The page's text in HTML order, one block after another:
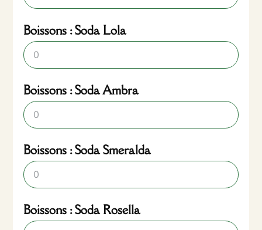
Boissons : Soda Lola
Boissons : Soda Ambra
Boissons : Soda Smeralda
Boissons : Soda Rosella